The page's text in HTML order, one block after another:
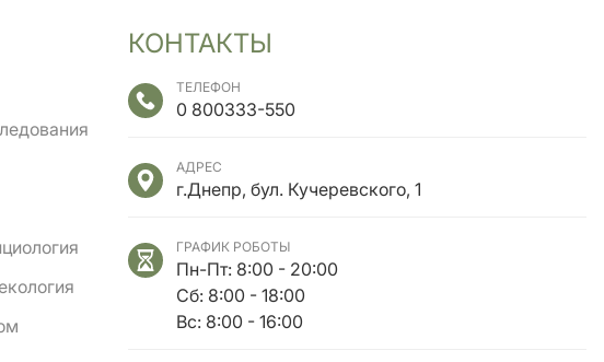
КОНТАКТЫ
ТЕЛЕФОН
0 800333-550
АДРЕС
г.Днепр, бул. Кучеревского, 1
ГРАФИК РОБОТЫ
Пн-Пт: 8:00 - 20:00
Сб: 8:00 - 18:00
Вс: 8:00 - 16:00